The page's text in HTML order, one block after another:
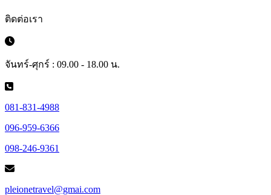
ติดต่อเรา
จันทร์-ศุกร์ : 09.00 - 18.00 น.
081-831-4988
096-959-6366
098-246-9361
pleionetravel@gmai.com